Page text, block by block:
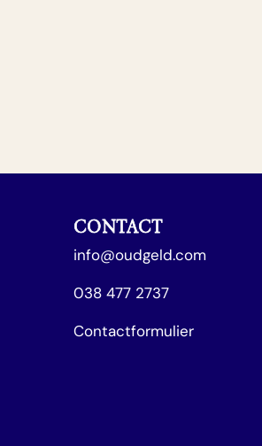
CONTACT
info@oudgeld.com
038 477 2737
Contactformulier